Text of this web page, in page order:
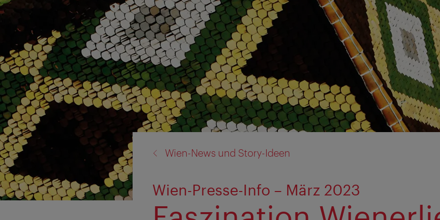
Wien-News und Story-Ideen
Wien-Presse-Info – März 2023